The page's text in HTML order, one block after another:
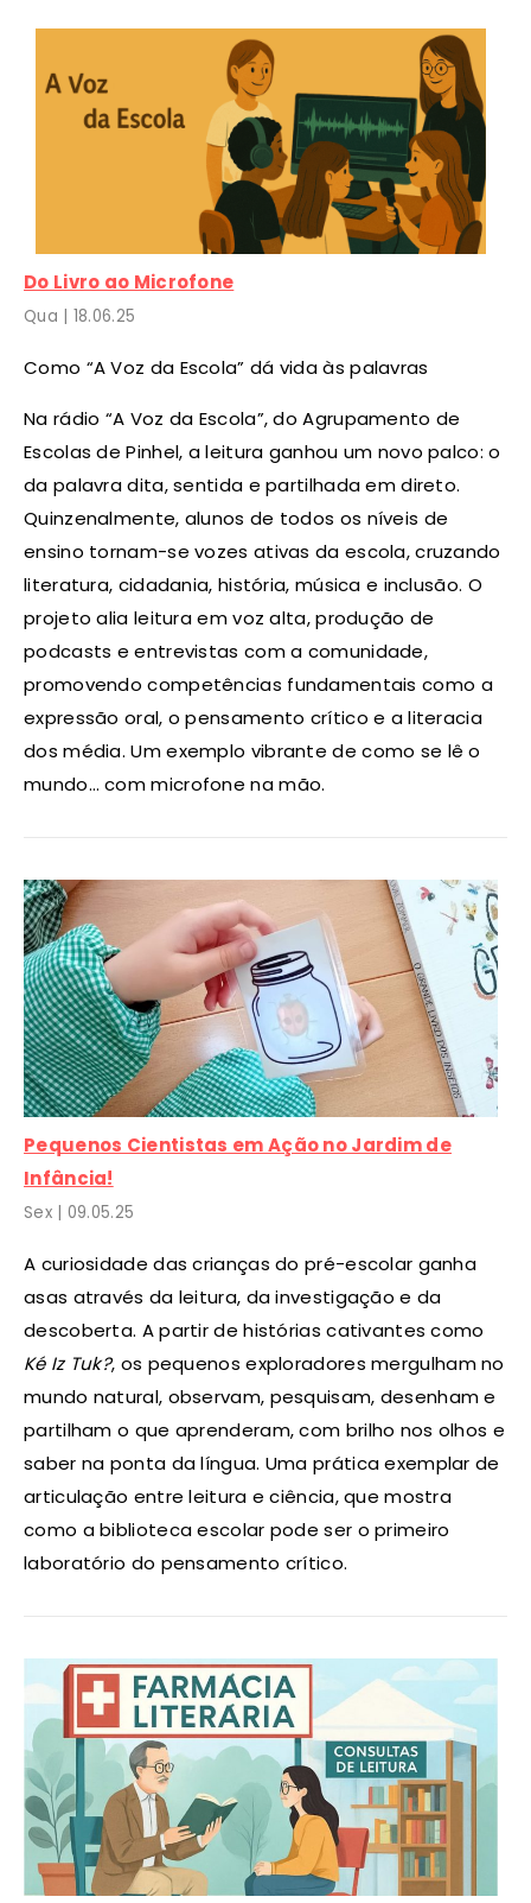
Do Livro ao Microfone
Qua | 18.06.25
Como “A Voz da Escola” dá vida às palavras
Na rádio “A Voz da Escola”, do Agrupamento de
Escolas de Pinhel, a leitura ganhou um novo palco: o
da palavra dita, sentida e partilhada em direto.
Quinzenalmente, alunos de todos os níveis de
ensino tornam-se vozes ativas da escola, cruzando
literatura, cidadania, história, música e inclusão. O
projeto alia leitura em voz alta, produção de
podcasts e entrevistas com a comunidade,
promovendo competências fundamentais como a
expressão oral, o pensamento crítico e a literacia
dos média. Um exemplo vibrante de como se lê o
mundo… com microfone na mão.
Pequenos Cientistas em Ação no Jardim de
Infância!
Sex | 09.05.25
A curiosidade das crianças do pré-escolar ganha
asas através da leitura, da investigação e da
descoberta. A partir de histórias cativantes como
Ké Iz Tuk?, os pequenos exploradores mergulham no
mundo natural, observam, pesquisam, desenham e
partilham o que aprenderam, com brilho nos olhos e
saber na ponta da língua. Uma prática exemplar de
articulação entre leitura e ciência, que mostra
como a biblioteca escolar pode ser o primeiro
laboratório do pensamento crítico.